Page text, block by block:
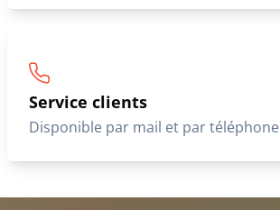
Service clients
Disponible par mail et par téléphone